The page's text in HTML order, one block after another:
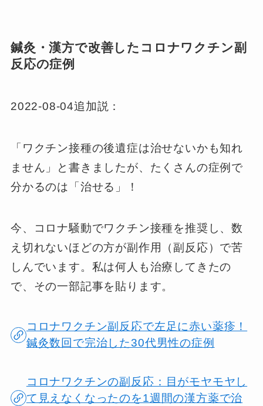
鍼灸・漢方で改善したコロナワクチン副
反応の症例
2022-08-04追加説：
「ワクチン接種の後遺症は治せないかも知れ
ません」と書きましたが、たくさんの症例で
分かるのは「治せる」！
今、コロナ騒動でワクチン接種を推奨し、数
え切れないほどの方が副作用（副反応）で苦
しんでいます。私は何人も治療してきたの
で、その一部記事を貼ります。
コロナワクチン副反応で左足に赤い薬疹！
鍼灸数回で完治した30代男性の症例
コロナワクチンの副反応：目がモヤモヤし
て見えなくなったのを1週間の漢方薬で治